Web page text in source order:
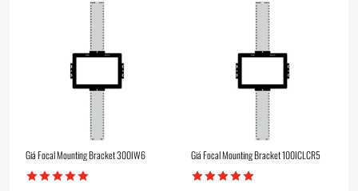
Giá Focal Mounting Bracket 300IW6 Giá Focal Mounting Bracket 100ICLCR5